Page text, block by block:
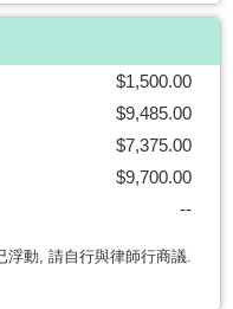
$1,500.00
$9,485.00
$7,375.00
$9,700.00
--
浮動, 請自行與律師行商議.